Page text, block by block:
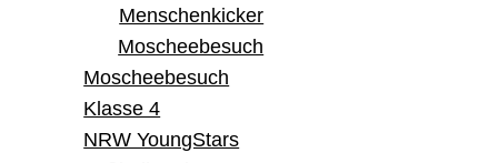
Menschenkicker
Moscheebesuch
Moscheebesuch
Klasse 4
NRW YoungStars